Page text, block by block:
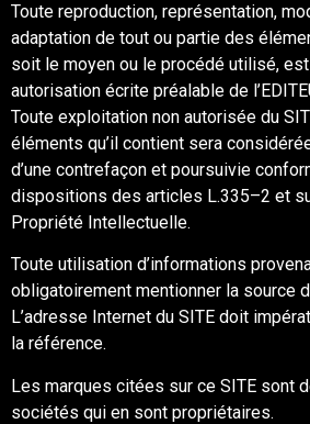
Toute reproduction, représentation,
adaptation de tout ou partie des
soit le moyen ou le procédé utilisé,
autorisation écrite préalable de l’
Toute exploitation non autorisée du
éléments qu’il contient sera
d’une contrefaçon et poursuivie
dispositions des articles L.335–2 et
Propriété Intellectuelle.
Toute utilisation d’informations
obligatoirement mentionner la source
L’adresse Internet du SITE doit
la référence.
Les marques citées sur ce SITE sont
sociétés qui en sont propriétaires.